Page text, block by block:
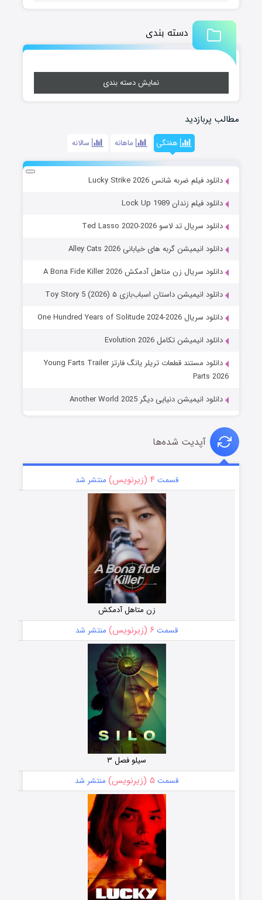
دسته بندی
نمایش دسته بندی
مطالب پربازدید
هفتگی ماهانه سالانه
دانلود فیلم ضربه شانس Lucky Strike 2026
دانلود فیلم زندان Lock Up 1989
دانلود سریال تد لاسو Ted Lasso 2020-2026
دانلود انیمیشن گربه های خیابانی Alley Cats 2026
دانلود سریال زن متاهل آدمکش A Bona Fide Killer 2026
دانلود انیمیشن داستان اسباب‌بازی ۵ Toy Story 5 (2026)
دانلود سریال One Hundred Years of Solitude 2024-2026
دانلود انیمیشن تکامل Evolution 2026
دانلود مستند قطعات تریلر یانگ فارتز Young Farts Trailer
Parts 2026
دانلود انیمیشن دنیایی دیگر Another World 2025
آپدیت شده‌ها
قسمت۴ (زیرنویس) منتشر شد
زن متاهل آدمکش
قسمت ۶ (زیرنویس) منتشر شد
سیلو فصل ۳
قسمت ۵ (زیرنویس) منتشر شد